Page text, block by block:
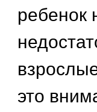
ребенок
это